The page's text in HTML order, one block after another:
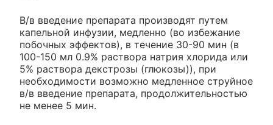
В/в введение препарата производят путем
капельной инфузии, медленно (во избежание
побочных эффектов), в течение 30-90 мин (в
100-150 мл 0.9% раствора натрия хлорида или
5% раствора декстрозы (глюкозы)), при
необходимости возможно медленное струйное
в/в введение препарата, продолжительностью
не менее 5 мин.